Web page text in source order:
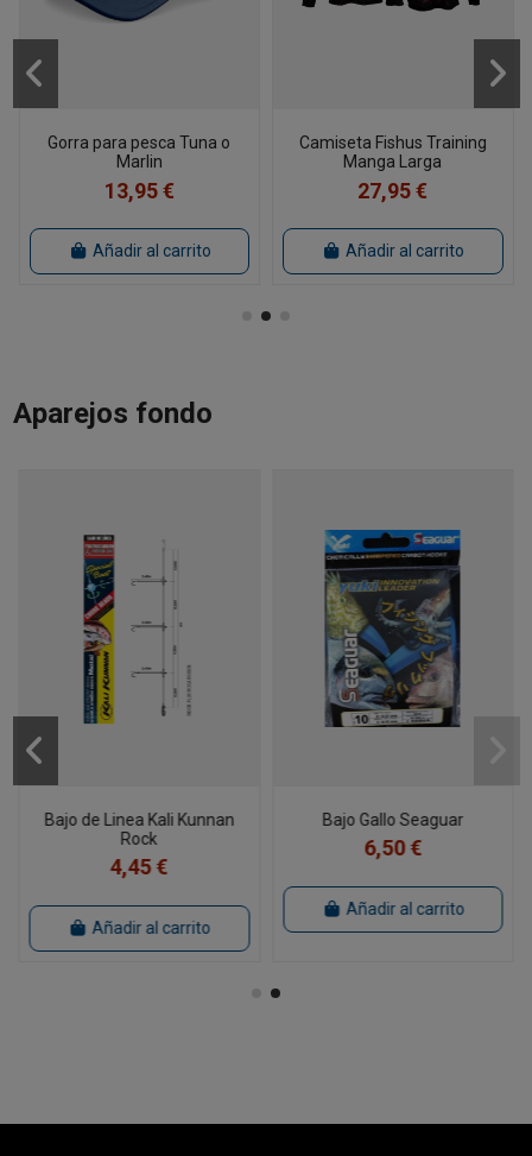
Gorra para pesca Tuna o
Marlin
13,95 €
Añadir al carrito
Camiseta Fishus Training
Manga Larga
27,95 €
Añadir al carrito
Aparejos fondo
Bajo de Linea Kali Kunnan
Rock
4,45 €
Añadir al carrito
Bajo Gallo Seaguar
6,50 €
Añadir al carrito